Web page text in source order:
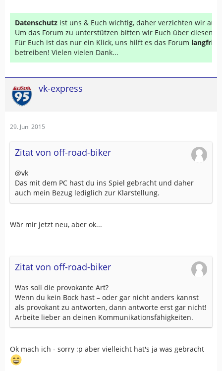
Datenschutz ist uns & Euch wichtig, daher verzichten wir auf
Um das Forum zu unterstützen bitten wir Euch über diesen
Für Euch ist das nur ein Klick, uns hilft es das Forum
betreiben! Vielen vielen Dank...
vk-express
29. Juni 2015
Zitat von off-road-biker
@vk
Das mit dem PC hast du ins Spiel gebracht und daher
auch mein Bezug lediglich zur Klarstellung.
Wär mir jetzt neu, aber ok...
Zitat von off-road-biker
Was soll die provokante Art?
Wenn du kein Bock hast – oder gar nicht anders kannst
als provokant zu antworten, dann antworte erst gar nicht!
Arbeite lieber an deinen Kommunikationsfähigkeiten.
Ok mach ich - sorry :p aber vielleicht hat's ja was gebracht